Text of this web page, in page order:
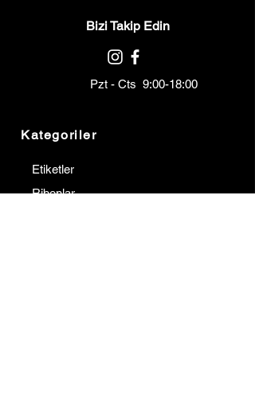
Bizi Takip Edin
Pzt - Cts 9:00-18:00
Kategoriler
Etiketler
Ribonlar